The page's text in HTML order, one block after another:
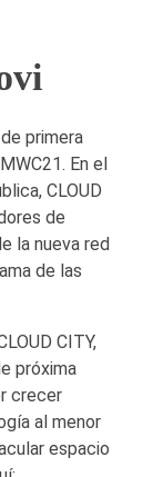
primera
En el
CLOUD
de
la nueva red
de las
CITY,
próxima
crecer
al menor
espacio